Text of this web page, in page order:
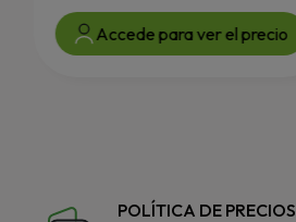
Accede para ver el precio
POLÍTICA DE PRECIOS